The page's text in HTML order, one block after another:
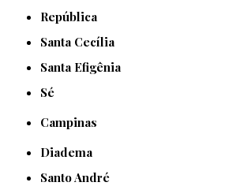
República
Santa Cecília
Santa Efigênia
Sé
Campinas
Diadema
Santo André